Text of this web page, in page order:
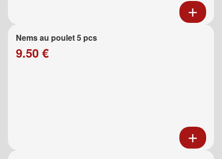
Nems au poulet 5 pcs
9.50 €